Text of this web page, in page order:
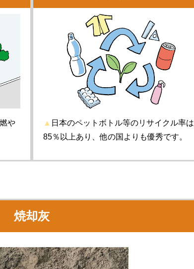
や ▲ 日本のペットボトル等のリサイクル率は
85％以上あり、他の国よりも優秀です。
焼却灰